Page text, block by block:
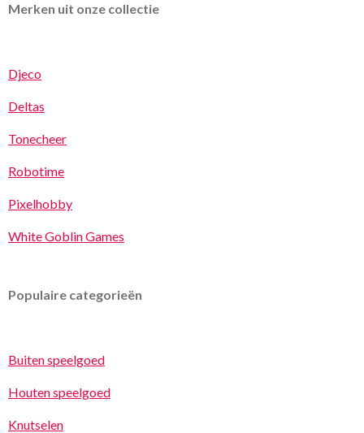
Merken uit onze collectie
Djeco
Deltas
Tonecheer
Robotime
Pixelhobby
White Goblin Games
Populaire categorieën
Buiten speelgoed
Houten speelgoed
Knutselen